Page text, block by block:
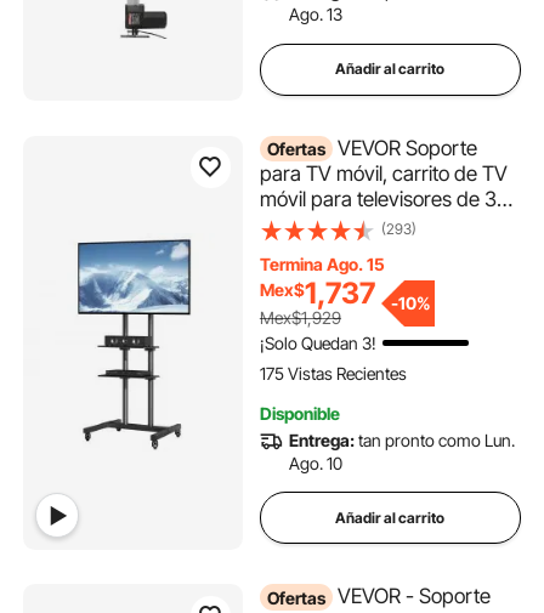
Ago. 13
Añadir al carrito
Ofertas VEVOR Soporte
para TV móvil, carrito de TV
móvil para televisores de 32
a 70 pulgadas, soporte para
con ruedas, bandeja doble
para dispositivos
audiovisuales, soporte para
TV rodante con soporte para
dormitorio, sala de estar
(293)
Termina Ago. 15
Mex$1,737
Mex$1,929
-10%
¡Solo Quedan 3!
175 Vistas Recientes
Disponible
Entrega:tan pronto como Lun.
Ago. 10
Añadir al carrito
Ofertas VEVOR - Soporte